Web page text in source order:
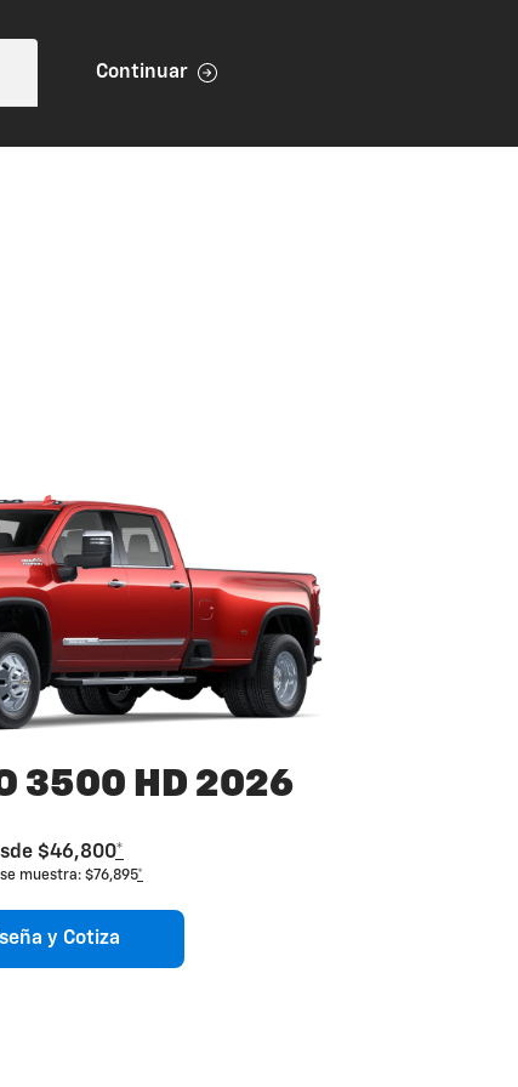
Continuar
3500 HD 2026
$46,800*
muestra: $76,895*
y Cotiza